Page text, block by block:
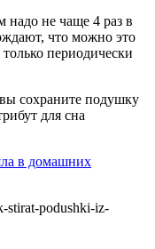
надо не чаще 4 раз в
что можно это
периодически
сохраните подушку
для сна
в домашних
stirat-podushki-iz-